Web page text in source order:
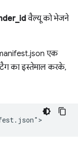
वैल्यू को भेजने
एक
का इस्तेमाल करके,